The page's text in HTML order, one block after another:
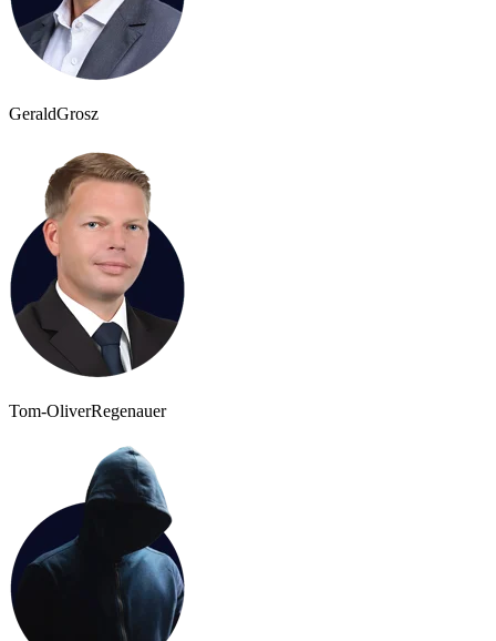
GeraldGrosz
Tom-OliverRegenauer